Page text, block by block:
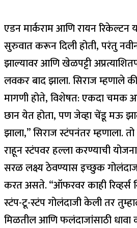
एडन मार्कराम आणि रायन रिकेल्टन
सुरुवात करून दिली होती, परंतु
झाल्यावर आणि खेळपट्टी
लवकर बाद झाला.सिराज म्हणाले
मागणी होते, विशेषत: एकदा चमक
छान येत होता, पण जेव्हा चेंडू मऊ
झाला,” सिराज स्टंपनंतर म्हणाला.
राहून स्टंपवर हल्ला करण्याची
सरळ लक्ष्य ठेवण्यास इच्छुक
करत असते. “ऑफरवर काही रिव्हर्स
स्टंप-टू-स्टंप गोलंदाजी केली तर
मिळतील आणि फलंदाजांसाठी धावा